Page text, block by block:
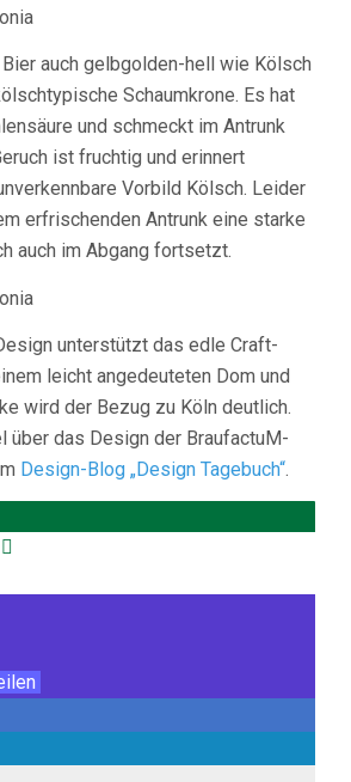
auch gelbgolden-hell wie Kölsch
Schaumkrone. Es hat
und schmeckt im Antrunk
ist fruchtig und erinnert
Vorbild Kölsch. Leider
erfrischenden Antrunk eine starke
auch im Abgang fortsetzt.
unterstützt das edle Craft-
leicht angedeuteten Dom und
wird der Bezug zu Köln deutlich.
über das Design der BraufactuM-
Design-Blog „Design Tagebuch“.